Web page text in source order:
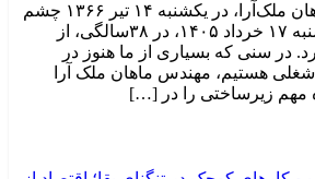
به گزارش کلام قلم، ماهان ملک‌آرا، در یکشنبه ۱۴ تیر ۱۳۶۶ چشم
به جهان گشود و در یکشنبه ۱۷ خرداد ۱۴۰۵، در ۳۸سالگی، از
در سنی که بسیاری از ما هنوز در
هستیم، مهندس ماهان ملک آرا
مهم زیرساختی را در […]